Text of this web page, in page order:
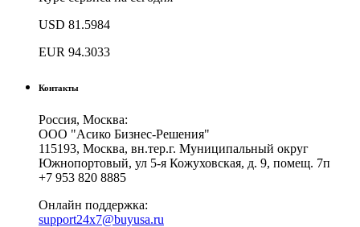
USD 81.5984
EUR 94.3033
Контакты
Россия, Москва:
ООО "Асико Бизнес-Решения"
115193, Москва, вн.тер.г. Муниципальный округ
Южнопортовый, ул 5-я Кожуховская, д. 9, помещ. 7п
+7 953 820 8885
Онлайн поддержка:
support24x7@buyusa.ru